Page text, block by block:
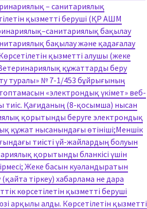
– санитариялық
қызметті беруші (ҚР АШМ
бақылау
бақылау және қадағалау
қызметті алушы (жеке
құжаттарды беру
туралы» № 7-1/453 бұйрығының
«электрондық үкімет» веб-
тиіс. Қағиданың (8-қосымша) нысан
қорытынды беруге электрондық
құжат нысанындағы өтініші;Меншік
тиісті үй-жайлардың болуын
қорытынды бланкісі үшін
Жеке басын куәландыратын
тіркеу) хабарлама не дара
көрсетілетін қызметті беруші
арқылы алды. Көрсетілетін қызметті